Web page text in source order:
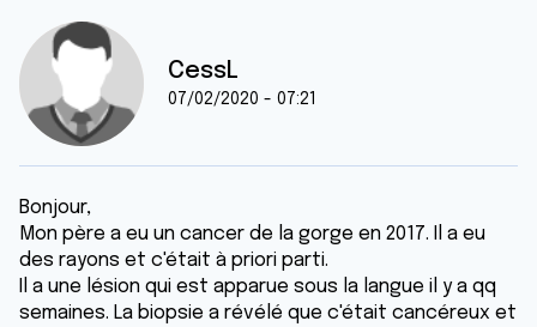
CessL
07/02/2020 - 07:21
Bonjour,
Mon père a eu un cancer de la gorge en 2017. Il a eu
des rayons et c'était à priori parti.
Il a une lésion qui est apparue sous la langue il y a qq
semaines. La biopsie a révélé que c'était cancéreux et